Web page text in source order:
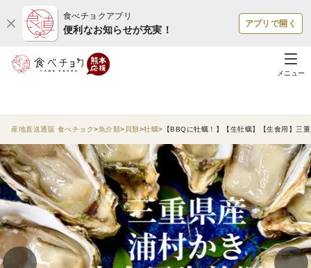
食べチョクアプリ
便利なお知らせが充実！
アプリで開く
メニュー
産地直送通販 食べチョク 魚介類 貝類 牡蠣 【BBQに牡蠣！】【生牡蠣】【生食用】